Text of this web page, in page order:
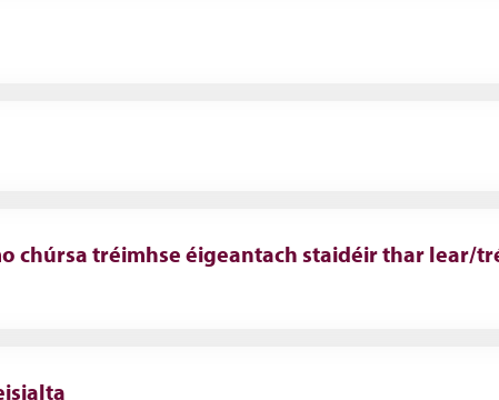
chúrsa tréimhse éigeantach staidéir thar lear/